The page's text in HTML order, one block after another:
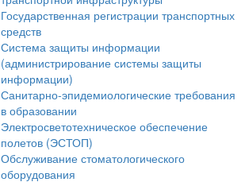
Государственная регистрации транспортных
средств
Система защиты информации
(администрирование системы защиты
информации)
Санитарно-эпидемиологические требования
в образовании
Электросветотехническое обеспечение
полетов (ЭСТОП)
Обслуживание стоматологического
оборудования